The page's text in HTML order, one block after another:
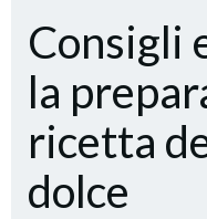
Consigli
la
ricetta
dolce